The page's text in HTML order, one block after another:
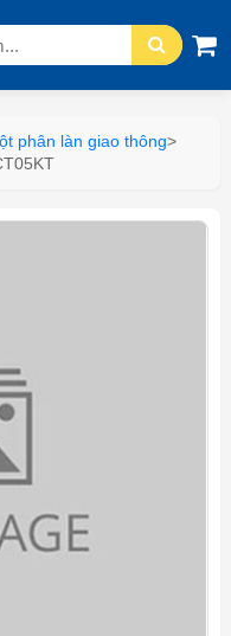
phân làn giao thông>